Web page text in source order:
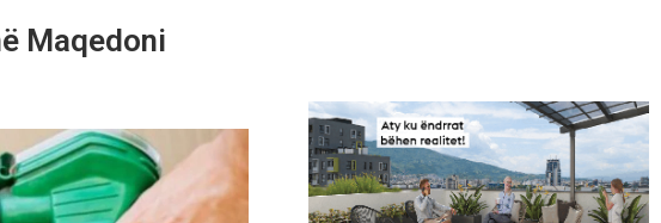
Maqedoni